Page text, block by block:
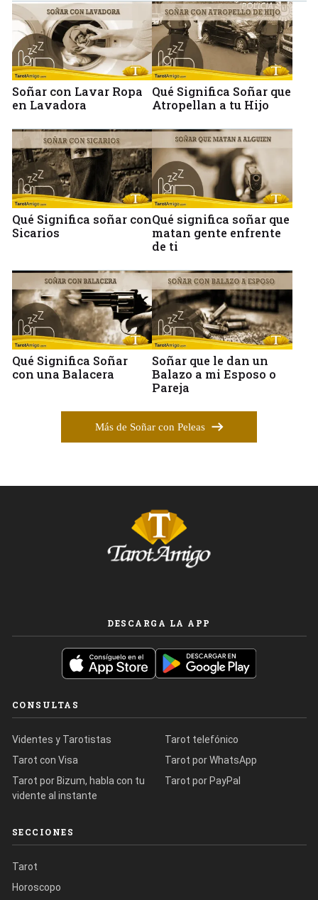
Soñar con Lavar Ropa
en Lavadora
Qué Significa Soñar que
Atropellan a tu Hijo
Qué Significa soñar con
Sicarios
Qué significa soñar que
matan gente enfrente
de ti
Qué Significa Soñar
con una Balacera
Soñar que le dan un
Balazo a mi Esposo o
Pareja
Más de Soñar con Peleas
DESCARGA LA APP
CONSULTAS
Videntes y Tarotistas
Tarot con Visa
Tarot por Bizum, habla con tu
vidente al instante
Tarot telefónico
Tarot por WhatsApp
Tarot por PayPal
SECCIONES
Tarot
Horoscopo